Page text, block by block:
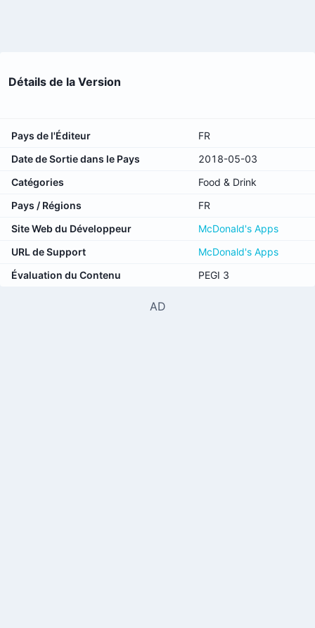
Détails de la Version
Pays de l'Éditeur
FR
Date de Sortie dans le Pays
2018-05-03
Catégories
Food & Drink
Pays / Régions
FR
Site Web du Développeur
McDonald's Apps
URL de Support
McDonald's Apps
Évaluation du Contenu
PEGI 3
AD